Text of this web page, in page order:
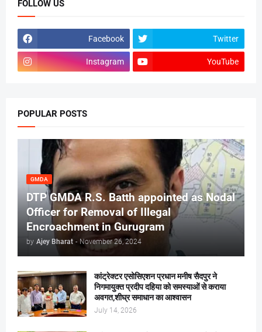
FOLLOW US
Facebook Twitter
Instagram YouTube
POPULAR POSTS
GMDA
DTP GMDA R.S. Batth appointed as Nodal
Officer for Removal of Illegal
Encroachment in Gurugram
by Ajey Bharat - November 26, 2024
कांट्रेक्टर एसोसिएशन प्रधान मनीष सैदपुर ने
निगमायुक्त प्रदीप दहिया को समस्याओं से कराया
अवगत,शीघ्र समाधान का आश्वासन
July 14, 2026